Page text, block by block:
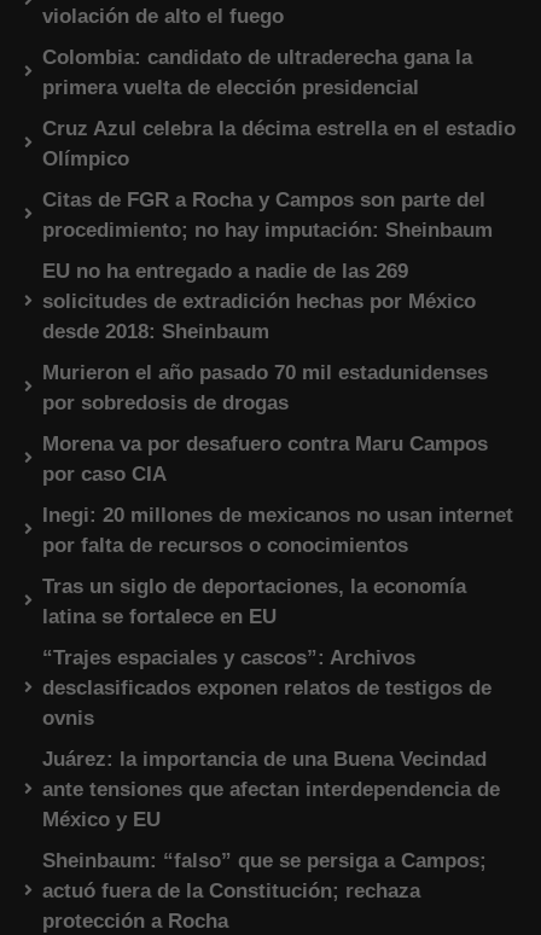
violación de alto el fuego
Colombia: candidato de ultraderecha gana la
primera vuelta de elección presidencial
Cruz Azul celebra la décima estrella en el estadio
Olímpico
Citas de FGR a Rocha y Campos son parte del
procedimiento; no hay imputación: Sheinbaum
EU no ha entregado a nadie de las 269
solicitudes de extradición hechas por México
desde 2018: Sheinbaum
Murieron el año pasado 70 mil estadunidenses
por sobredosis de drogas
Morena va por desafuero contra Maru Campos
por caso CIA
Inegi: 20 millones de mexicanos no usan internet
por falta de recursos o conocimientos
Tras un siglo de deportaciones, la economía
latina se fortalece en EU
“Trajes espaciales y cascos”: Archivos
desclasificados exponen relatos de testigos de
ovnis
Juárez: la importancia de una Buena Vecindad
ante tensiones que afectan interdependencia de
México y EU
Sheinbaum: “falso” que se persiga a Campos;
actuó fuera de la Constitución; rechaza
protección a Rocha